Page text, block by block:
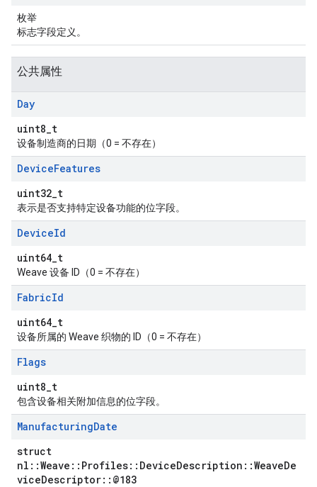
枚举
标志字段定义。
公共属性
Day
uint8_t
设备制造商的日期（0 = 不存在）
DeviceFeatures
uint32_t
表示是否支持特定设备功能的位字段。
DeviceId
uint64_t
Weave 设备 ID（0 = 不存在）
FabricId
uint64_t
设备所属的 Weave 织物的 ID（0 = 不存在）
Flags
uint8_t
包含设备相关附加信息的位字段。
ManufacturingDate
struct
nl::Weave::Profiles::DeviceDescription::WeaveDe
viceDescriptor::@183